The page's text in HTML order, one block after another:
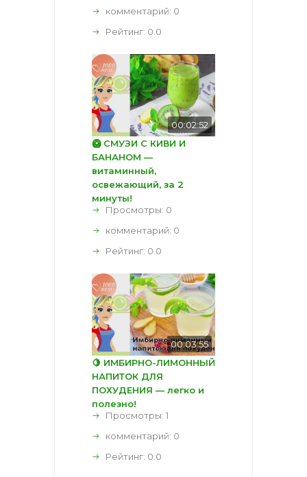
комментарий: 0
Рейтинг: 0.0
00:02:52
🥝 СМУЗИ С КИВИ И
БАНАНОМ —
витаминный,
освежающий, за 2
минуты!
Просмотры: 0
комментарий: 0
Рейтинг: 0.0
00:03:55
🍋 ИМБИРНО-ЛИМОННЫЙ
НАПИТОК ДЛЯ
ПОХУДЕНИЯ — легко и
полезно!
Просмотры: 1
комментарий: 0
Рейтинг: 0.0